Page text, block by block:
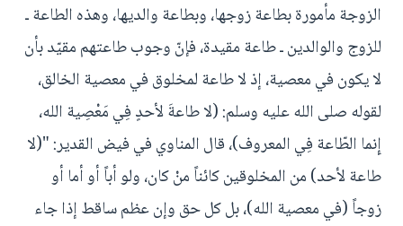
الزوجة مأمورة بطاعة زوجها، وبطاعة والديها، وهذه الطاعة ـ
للزوج والوالدين ـ طاعة مقيدة، فإنّ وجوب طاعتهم مقيّد بأن
لا يكون في معصية، إذ لا طاعة لمخلوق في معصية الخالق،
لقوله صلى الله عليه وسلم: (لا طاعةَ لأحدٍ فِي مَعْصِية الله،
إِنما الطّاعة فِي المعروف)، قال المناوي في فيض القدير: "(لا
طاعة لأحد) من المخلوقين كائناً منْ كان، ولو أباً أو أما أو
زوجاً (في معصية الله)، بل كل حق وإن عظم ساقط إذا جاء